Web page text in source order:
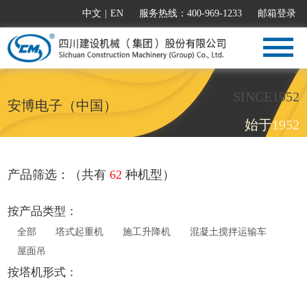
中文 EN 服务热线：400-969-1233 邮箱登录
安博电子（中国）
SINCE1952
始于1952
产品筛选：（共有62 种机型）
按产品类型：
全部 塔式起重机 施工升降机
混凝土搅拌运输车
屋面吊
按塔机形式：